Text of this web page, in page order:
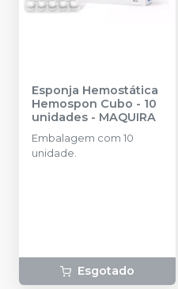
Esponja Hemostática
Hemospon Cubo - 10
unidades - MAQUIRA
Embalagem com 10
unidade.
Esgotado